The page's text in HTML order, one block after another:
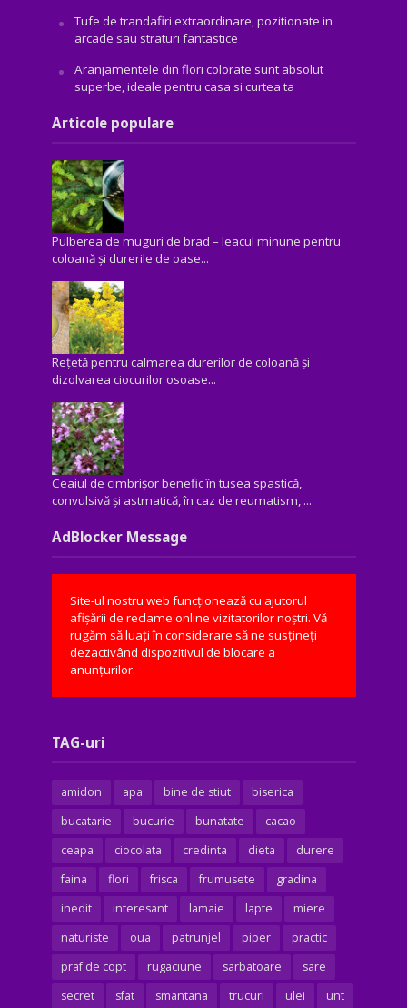
Tufe de trandafiri extraordinare, pozitionate in
arcade sau straturi fantastice
Aranjamentele din flori colorate sunt absolut
superbe, ideale pentru casa si curtea ta
Articole populare
Pulberea de muguri de brad – leacul minune pentru
coloană și durerile de oase...
Rețetă pentru calmarea durerilor de coloană și
dizolvarea ciocurilor osoase...
Ceaiul de cimbrișor benefic în tusea spastică,
convulsivă şi astmatică, în caz de reumatism, ...
AdBlocker Message
Site-ul nostru web funcționează cu ajutorul
afișării de reclame online vizitatorilor noștri. Vă
rugăm să luați în considerare să ne susțineți
dezactivând dispozitivul de blocare a
anunțurilor.
TAG-uri
amidon apa bine de stiut
biserica
bucatarie
bucurie bunatate
cacao
ceapa
ciocolata credinta dieta
durere
faina
flori frisca frumusete
gradina
inedit
interesant lamaie lapte
miere
naturiste
oua patrunjel piper
practic
praf de copt
rugaciune sarbatoare
sare
secret
sfat smantana trucuri ulei unt